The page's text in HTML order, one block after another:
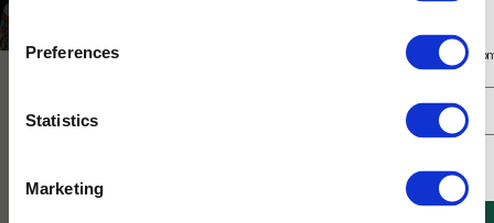
Preferences
Statistics
Marketing
Få 10% rabatt på ditt första köp på nätet och ta del av erbjudanden året